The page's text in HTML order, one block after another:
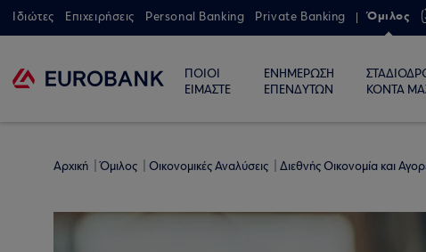
Ιδιώτες Επιχειρήσεις Personal Banking Private Banking Όμιλος
ΠΟΙΟΙ
ΕΙΜΑΣΤΕ
ΕΝΗΜΕΡΩΣΗ
ΕΠΕΝΔΥΤΩΝ
ΚΟΝΤΑ
Αρχική Όμιλος Οικονομικές Αναλύσεις Διεθνής Οικονομία και